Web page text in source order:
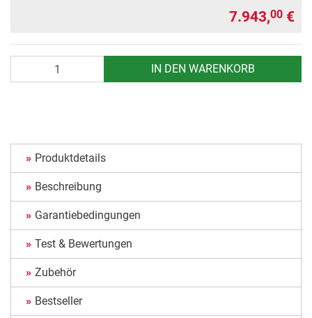
7.943,00 €
IN DEN WARENKORB
Produktdetails
Beschreibung
Garantiebedingungen
Test & Bewertungen
Zubehör
Bestseller